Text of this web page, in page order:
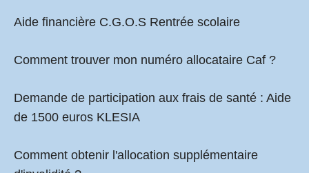
Aide financière C.G.O.S Rentrée scolaire
Comment trouver mon numéro allocataire Caf ?
Demande de participation aux frais de santé : Aide
de 1500 euros KLESIA
Comment obtenir l'allocation supplémentaire